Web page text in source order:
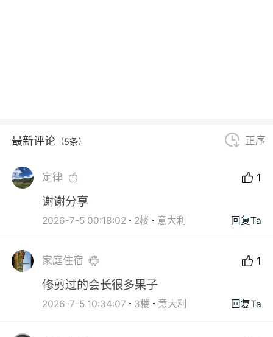
最新评论 （5条） 正序
定律 1
谢谢分享
2026-7-5 00:18:02 2楼 意大利 回复Ta
家庭住宿 1
修剪过的会长很多果子
2026-7-5 10:34:07 3楼 意大利 回复Ta